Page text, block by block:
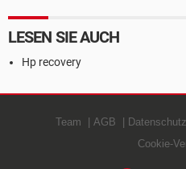
LESEN SIE AUCH
Hp recovery
Team AGB Datenschutz
Cookie-